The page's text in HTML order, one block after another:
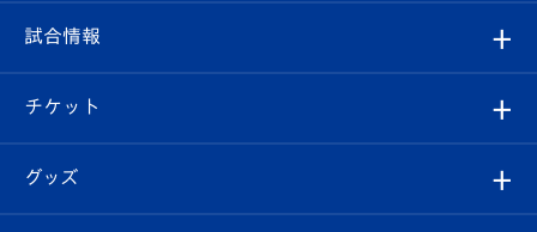
クラブ
試合情報
チケット
クラブ概要
エンブレム紹介
観戦ルール
はじめての観戦ガイド
Revive Team
試合情報
試合日程/結果
フォトギャラリー
チケット
チケット
グッズ